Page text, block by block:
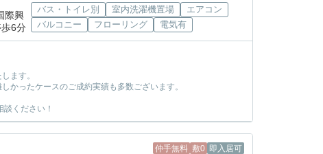
際興
6分
バス・トイレ別 室内洗濯機置場
エアコン
バルコニー
フローリング 電気有
ます。
かったケースのご成約実績も多数ございます。
ください！
仲手無料 敷0 即入居可